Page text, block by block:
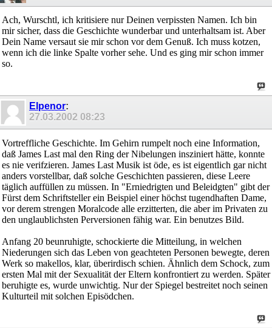
Ach, Wurschtl, ich kritisiere nur Deinen verpissten Namen. Ich bin
mir sicher, dass die Geschichte wunderbar und unterhaltsam ist. Aber
Dein Name versaut sie mir schon vor dem Genuß. Ich muss kotzen,
wenn ich die linke Spalte vorher sehe. Und es ging mir schon immer
so.
Elpenor:
27.03.2002 08:23
Vortreffliche Geschichte. Im Gehirn rumpelt noch eine Information,
daß James Last mal den Ring der Nibelungen insziniert hätte, konnte
es nie verifzieren. James Last Musik ist öde, es ist eigentlich gar nicht
anders vorstellbar, daß solche Geschichten passieren, diese Leere
täglich auffüllen zu müssen. In "Erniedrigten und Beleidgten" gibt der
Fürst dem Schriftsteller ein Beispiel einer höchst tugendhaften Dame,
vor derem strengen Moralcode alle erzitterten, die aber im Privaten zu
den unglaublichsten Perversionen fähig war. Ein benutzes Bild.
Anfang 20 beunruhigte, schockierte die Mitteilung, in welchen
Niederungen sich das Leben von geachteten Personen bewegte, deren
Werk so makellos, klar, überirdisch schien. Ähnlich dem Schock, zum
ersten Mal mit der Sexualität der Eltern konfrontiert zu werden. Später
beruhigte es, wurde unwichtig. Nur der Spiegel bestreitet noch seinen
Kulturteil mit solchen Episödchen.